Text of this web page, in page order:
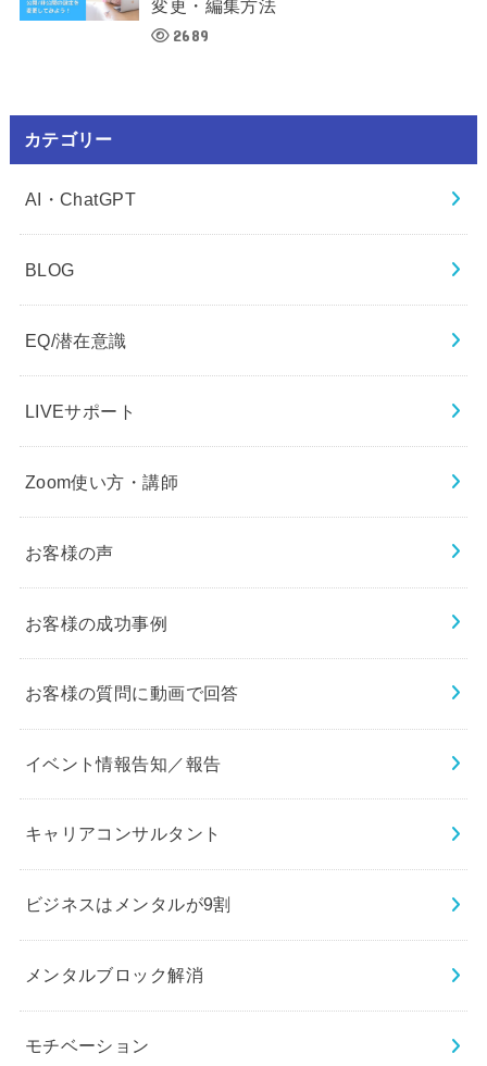
変更・編集方法
2689
カテゴリー
AI・ChatGPT
BLOG
EQ/潜在意識
LIVEサポート
Zoom使い方・講師
お客様の声
お客様の成功事例
お客様の質問に動画で回答
イベント情報告知／報告
キャリアコンサルタント
ビジネスはメンタルが9割
メンタルブロック解消
モチベーション